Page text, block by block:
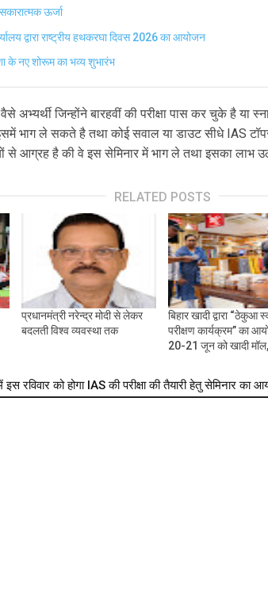
ऊर्जा
द्वारा राष्ट्रीय हथकरघा दिवस 2026 का आयोजन
के नए शोरूम का भव्य शुभारंभ
अभ्यर्थी जिन्होंने बारहवीं की परीक्षा पास कर चुके है या
भाग ले सकते है तथा कोई सवाल या डाउट सीधे IAS
से आग्रह है की वे इस सेमिनार में भाग ले तथा इसका लाभ
RELATED POSTS
प्रधानमंत्री नरेन्द्र मोदी से लेकर
बदलती विश्व व्यवस्था तक
बिहार खादी द्वारा “ठेकुआ
परीक्षण कार्यक्रम” का
20-21 जून को खादी
रविवार को होगा IAS की परीक्षा की तैयारी हेतु सेमिनार का